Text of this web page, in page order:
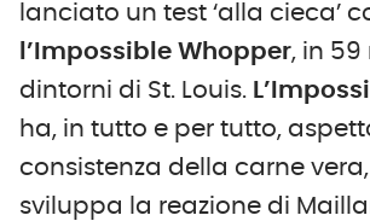
lanciato un test ‘alla cieca’
l’Impossible Whopper, in 59
dintorni di St. Louis.
ha, in tutto e per tutto,
consistenza della carne
sviluppa la reazione di